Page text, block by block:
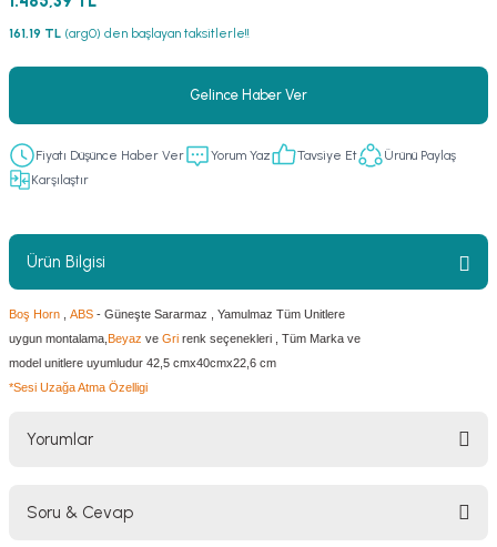
Devre Mebran
Mikrofonları
Sistemleri
Paketleri
Paketleri
161,19 TL (arg0) den başlayan taksitlerle!!
Gelince Haber Ver
Fiyatı Düşünce Haber Ver Yorum Yaz Tavsiye Et
Ürünü Paylaş
Karşılaştır
Ürün Bilgisi
Boş Horn ABS - Güneşte Sararmaz , Yamulmaz Tüm Unitlere
uygun montalama, Beyaz ve Gri renk seçenekleri , Tüm Marka ve
model unitlere uyumludur 42,5 cmx40cmx22,6 cm
*Sesi Uzağa Atma Özelligi
Yorumlar
Soru & Cevap